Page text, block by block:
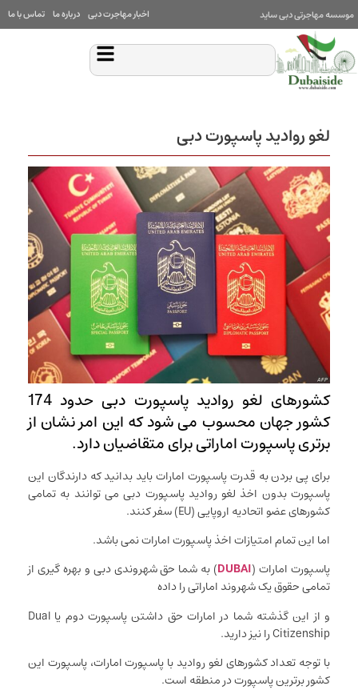
موسسه مهاجرتی دبی ساید اخبار مهاجرت دبی درباره ما تماس با ما
لغو روادید پاسپورت دبی
کشورهای لغو روادید پاسپورت دبی حدود 174
کشور جهان محسوب می شود که این امر نشان از
برتری پاسپورت اماراتی برای متقاضیان دارد.
برای پی بردن به قدرت پاسپورت امارات باید بدانید که دارندگان این
پاسپورت بدون اخذ لغو روادید پاسپورت دبی می توانند به تمامی
کشورهای عضو اتحادیه اروپایی (EU) سفر کنند.
اما این تمام امتیازات اخذ پاسپورت امارات نمی باشد.
پاسپورت امارات (DUBAI) به شما حق شهروندی دبی و بهره گیری از
تمامی حقوق یک شهروند اماراتی را داده
و از این گذشته شما در امارات حق داشتن پاسپورت دوم یا Dual
Citizenship را نیز دارید.
با توجه تعداد کشورهای لغو روادید با پاسپورت امارات، پاسپورت این
کشور برترین پاسپورت در منطقه است.